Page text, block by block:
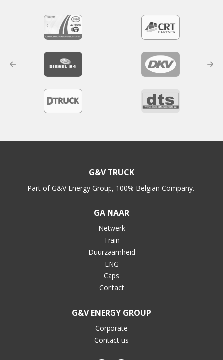
>>
G&V TRUCK
Part of G&V Energy Group, 100% Belgian Company.
GA NAAR
Netwerk
Train
Duurzaamheid
LNG
Caps
Contact
G&V ENERGY GROUP
Corporate
Contact us